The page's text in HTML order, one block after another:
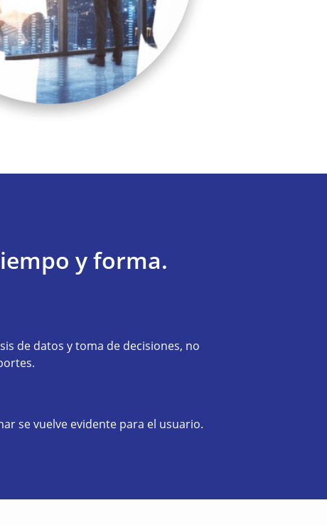
y forma.
de datos y toma de decisiones, no
se vuelve evidente para el usuario.